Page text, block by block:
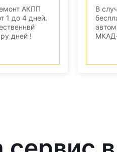
АКПП
1 до 4 дней.
дней !
В